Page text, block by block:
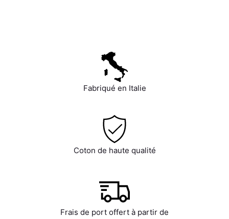
Fabriqué en Italie
Coton de haute qualité
Frais de port offert à partir de